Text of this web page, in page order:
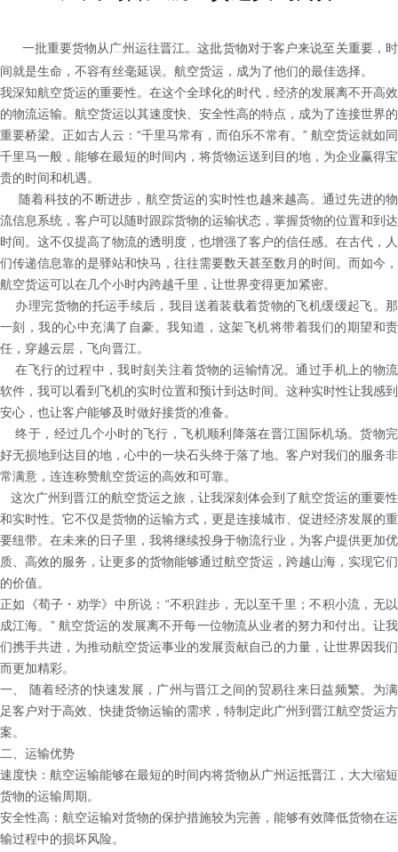
一批重要货物从广州运往晋江。这批货物对于客户来说至关重要，时
间就是生命，不容有丝毫延误。航空货运，成为了他们的最佳选择。
我深知航空货运的重要性。在这个全球化的时代，经济的发展离不开高效
的物流运输。航空货运以其速度快、安全性高的特点，成为了连接世界的
重要桥梁。正如古人云：“千里马常有，而伯乐不常有。” 航空货运就如同
千里马一般，能够在最短的时间内，将货物运送到目的地，为企业赢得宝
贵的时间和机遇。
随着科技的不断进步，航空货运的实时性也越来越高。通过先进的物
流信息系统，客户可以随时跟踪货物的运输状态，掌握货物的位置和到达
时间。这不仅提高了物流的透明度，也增强了客户的信任感。在古代，人
们传递信息靠的是驿站和快马，往往需要数天甚至数月的时间。而如今，
航空货运可以在几个小时内跨越千里，让世界变得更加紧密。
办理完货物的托运手续后，我目送着装载着货物的飞机缓缓起飞。那
一刻，我的心中充满了自豪。我知道，这架飞机将带着我们的期望和责
任，穿越云层，飞向晋江。
在飞行的过程中，我时刻关注着货物的运输情况。通过手机上的物流
软件，我可以看到飞机的实时位置和预计到达时间。这种实时性让我感到
安心，也让客户能够及时做好接货的准备。
终于，经过几个小时的飞行，飞机顺利降落在晋江国际机场。货物完
好无损地到达目的地，心中的一块石头终于落了地。客户对我们的服务非
常满意，连连称赞航空货运的高效和可靠。
这次广州到晋江的航空货运之旅，让我深刻体会到了航空货运的重要性
和实时性。它不仅是货物的运输方式，更是连接城市、促进经济发展的重
要纽带。在未来的日子里，我将继续投身于物流行业，为客户提供更加优
质、高效的服务，让更多的货物能够通过航空货运，跨越山海，实现它们
的价值。
正如《荀子・劝学》中所说：“不积跬步，无以至千里；不积小流，无以
成江海。” 航空货运的发展离不开每一位物流从业者的努力和付出。让我
们携手共进，为推动航空货运事业的发展贡献自己的力量，让世界因我们
而更加精彩。
一、 随着经济的快速发展，广州与晋江之间的贸易往来日益频繁。为满
足客户对于高效、快捷货物运输的需求，特制定此广州到晋江航空货运方
案。
二、运输优势
速度快：航空运输能够在最短的时间内将货物从广州运抵晋江，大大缩短
货物的运输周期。
安全性高：航空运输对货物的保护措施较为完善，能够有效降低货物在运
输过程中的损坏风险。